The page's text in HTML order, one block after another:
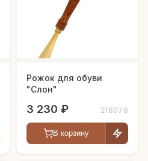
Рожок для обуви
"Слон"
3 230 ₽ 216078
В корзину